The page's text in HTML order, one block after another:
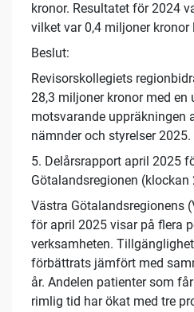
kronor. Resultatet för 2024
vilket var 0,4 miljoner kronor
Beslut:
Revisorskollegiets
28,3 miljoner kronor med en
motsvarande uppräkningen
nämnder och styrelser 2025.
5. Delårsrapport april 2025
Götalandsregionen (klockan
Västra Götalandsregionens
för april 2025 visar på flera
verksamheten.
förbättrats jämfört med
år. Andelen patienter som
rimlig tid har ökat med tre